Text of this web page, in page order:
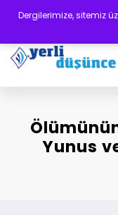
Dergilerimize, sitemiz
Yerli
Yunus